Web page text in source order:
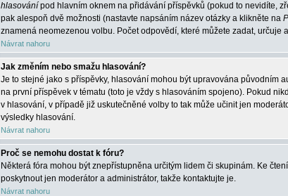
hlasování pod hlavním oknem na přidávání příspěvků (pokud to nevidíte,
pak alespoň dvě možnosti (nastavte napsáním název otázky a klikněte na
znamená neomezenou volbu. Počet odpovědí, které můžete zadat, určuje
Návrat nahoru
Jak změním nebo smažu hlasování?
Je to stejné jako s příspěvky, hlasování mohou být upravována původním
na první příspěvek v tématu (toto je vždy s hlasováním spojeno). Pokud
v hlasování, v případě již uskutečněné volby to tak může učinit jen
výsledky hlasování.
Návrat nahoru
Proč se nemohu dostat k fóru?
Některá fóra mohou být znepřístupněna určitým lidem či skupinám. Ke
poskytnout jen moderátor a administrátor, takže kontaktujte je.
Návrat nahoru